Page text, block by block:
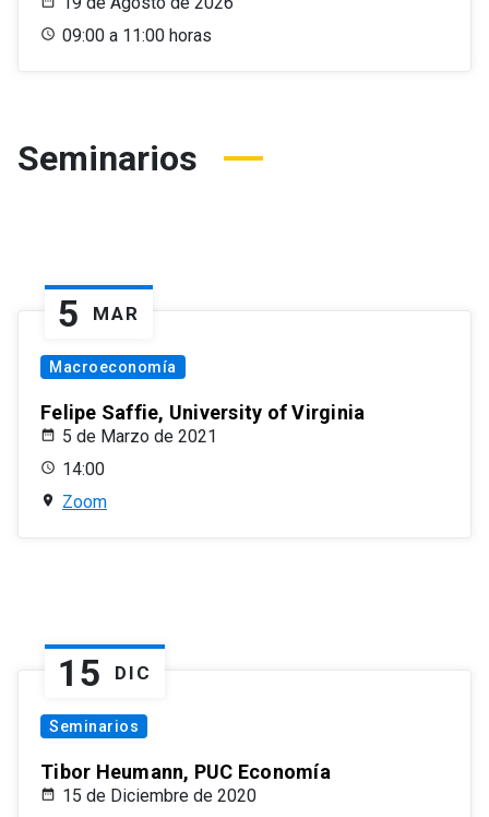
09:00 a 11:00 horas
Seminarios
5 MAR
Macroeconomía
Felipe Saffie, University of Virginia
5 de Marzo de 2021
14:00
Zoom
15 DIC
Seminarios
Tibor Heumann, PUC Economía
15 de Diciembre de 2020